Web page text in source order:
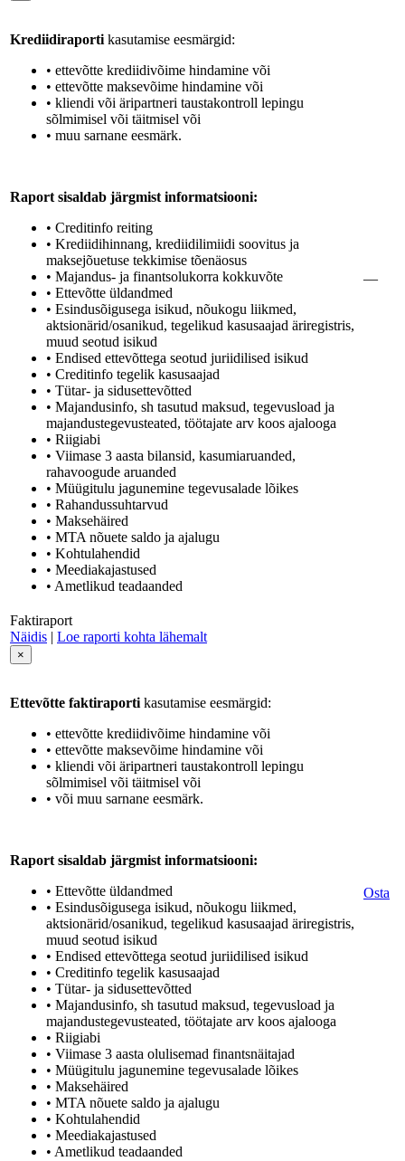
Krediidiraporti kasutamise eesmärgid:
• ettevõtte krediidivõime hindamine või
• ettevõtte maksevõime hindamine või
• kliendi või äripartneri taustakontroll lepingu
sõlmimisel või täitmisel või
• muu sarnane eesmärk.
Raport sisaldab järgmist informatsiooni:
• Creditinfo reiting
• Krediidihinnang, krediidilimiidi soovitus ja
maksejõuetuse tekkimise tõenäosus
• Majandus- ja finantsolukorra kokkuvõte
• Ettevõtte üldandmed
• Esindusõigusega isikud, nõukogu liikmed,
aktsionärid/osanikud, tegelikud kasusaajad äriregistris,
muud seotud isikud
• Endised ettevõttega seotud juriidilised isikud
• Creditinfo tegelik kasusaajad
• Tütar- ja sidusettevõtted
• Majandusinfo, sh tasutud maksud, tegevusload ja
majandustegevusteated, töötajate arv koos ajalooga
• Riigiabi
• Viimase 3 aasta bilansid, kasumiaruanded,
rahavoogude aruanded
• Müügitulu jagunemine tegevusalade lõikes
• Rahandussuhtarvud
• Maksehäired
• MTA nõuete saldo ja ajalugu
• Kohtulahendid
• Meediakajastused
• Ametlikud teadaanded
—
Faktiraport
Näidis | Loe raporti kohta lähemalt
×
Ettevõtte faktiraporti kasutamise eesmärgid:
• ettevõtte krediidivõime hindamine või
• ettevõtte maksevõime hindamine või
• kliendi või äripartneri taustakontroll lepingu
sõlmimisel või täitmisel või
• või muu sarnane eesmärk.
Raport sisaldab järgmist informatsiooni:
• Ettevõtte üldandmed
• Esindusõigusega isikud, nõukogu liikmed,
aktsionärid/osanikud, tegelikud kasusaajad äriregistris,
muud seotud isikud
• Endised ettevõttega seotud juriidilised isikud
• Creditinfo tegelik kasusaajad
• Tütar- ja sidusettevõtted
• Majandusinfo, sh tasutud maksud, tegevusload ja
majandustegevusteated, töötajate arv koos ajalooga
• Riigiabi
• Viimase 3 aasta olulisemad finantsnäitajad
• Müügitulu jagunemine tegevusalade lõikes
• Maksehäired
• MTA nõuete saldo ja ajalugu
• Kohtulahendid
• Meediakajastused
• Ametlikud teadaanded
Osta